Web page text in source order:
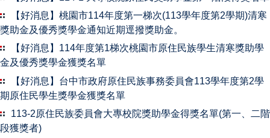
【好消息】桃園市114年度第一梯次(113學年度第2學期)清寒
獎助金及優秀獎學金通知近期逕撥獎助金。
【好消息】114年度第1梯次桃園市原住民族學生清寒獎助學
金及優秀獎學金獲獎名單
【好消息】台中市政府原住民族事務委員會113學年度第2學
期原住民學生獎學金獲獎名單
113-2原住民族委員會大專校院獎助學金得獎名單(第一、二階
段獲獎者)